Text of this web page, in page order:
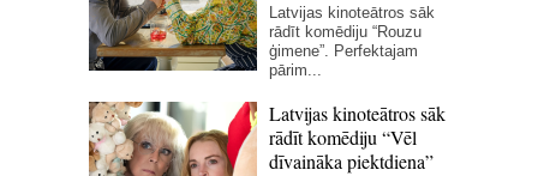
Latvijas kinoteātros sāk
rādīt komēdiju “Rouzu
ģimene”. Perfektajam
pārim...
Latvijas kinoteātros sāk
rādīt komēdiju “Vēl
dīvaināka piektdiena”